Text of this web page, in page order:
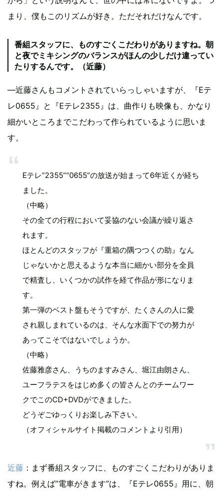
まり、僕もこのリズムが好き。ただそれだけなんです。
番組スタッフに、ものすごくこだわりがありますね。朝
と夜でミキシングのバランスがほんの少しだけ違ってい
たりするんです。（近藤）
―近藤さんもコメントされていらっしゃいますが、『Eテ
レ0655』と『Eテレ2355』は、曲作りも映像も、かなり
細かいところまでこだわって作られているように思いま
す。
Eテレ“2355”“0655”の放送が始まって6年近くが経ち
ました。
（中略）
その全ての行程において妥協のない会議が繰り返さ
れます。
ほとんどのスタッフが『重箱の隅つつくの助』なん
じゃないかと思えるような本当に細かい部分を全員
で精査し、いくつかの試作を経て作品が形になりま
す。
第一弾のベスト盤もそうですが、たくさんの人に愛
され親しまれているのは、そんな水面下での努力が
あってこそではないでしょうか。
（中略）
佐藤雅彦さん、うちのますみさん、堀江由朗さん、
ユーフラテスをはじめ多くの皆さんとのチームワー
クでこのCD+DVDができました。
どうぞごゆっくりお楽しみ下さい。
（オフィシャルサイト掲載のコメントより引用）
近藤 ：まず番組スタッフに、ものすごくこだわりがありま
すね。例えば“電車がきます”は、『Eテレ0655』用に、朝